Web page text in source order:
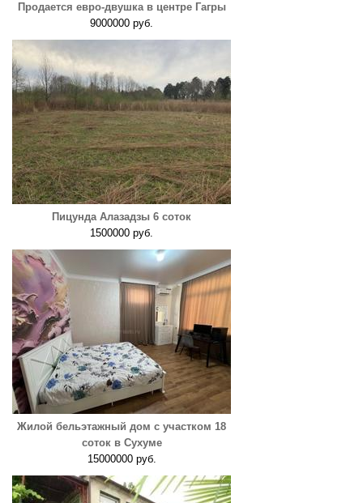
Продается евро-двушка в центре Гагры
9000000 руб.
Пицунда Алазадзы 6 соток
1500000 руб.
Жилой бельэтажный дом с участком 18
соток в Сухуме
15000000 руб.